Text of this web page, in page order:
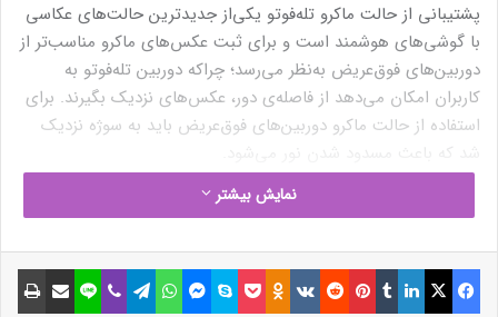
پشتیبانی از حالت ماکرو تله‌فوتو یکی‌از جدیدترین حالت‌های عکاسی
با گوشی‌های هوشمند است و برای ثبت عکس‌های ماکرو مناسب‌تر از
دوربین‌های فوق‌عریض به‌نظر می‌رسد؛ چراکه دوربین تله‌فوتو به
کاربران امکان می‌دهد از فاصله‌ی دور، عکس‌های نزدیک بگیرند. برای
استفاده از حالت ماکرو دوربین‌های فوق‌عریض باید به سوژه نزدیک
شد که باعث مسدود شدن نور می‌شود.
پشتیبانی از قابلیت ثبت تصاویر ماکرو با استفاده از دوربین تله‌فوتو
سامسونگ ساخته شده‌اند نیز وجود ندارد.
نمایش بیشتر
فیسبوک ایکس لینکداین تامبلر پینتریست Reddit
VKontakte
Odnoklassniki پاکت اسکایپ مسنجر واتس آپ تلگرام وایبر لاین اشتراک گذاری با ایمیل